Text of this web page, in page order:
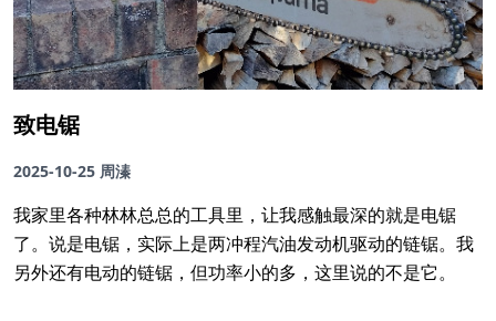
致电锯
2025-10-25 周溱
我家里各种林林总总的工具里，让我感触最深的就是电锯
了。说是电锯，实际上是两冲程汽油发动机驱动的链锯。我
另外还有电动的链锯，但功率小的多，这里说的不是它。